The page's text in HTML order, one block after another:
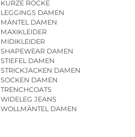
KURZE RÖCKE
LEGGINGS DAMEN
MÄNTEL DAMEN
MAXIKLEIDER
MIDIKLEIDER
SHAPEWEAR DAMEN
STIEFEL DAMEN
STRICKJACKEN DAMEN
SOCKEN DAMEN
TRENCHCOATS
WIDELEG JEANS
WOLLMÄNTEL DAMEN